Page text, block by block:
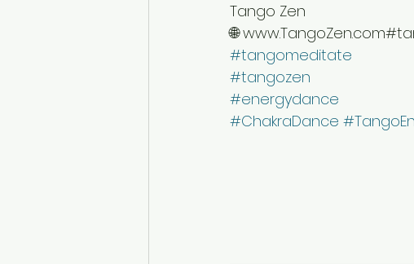
Tango Zen
🌐
#tangomeditate
#tangozen
#energydance
#ChakraDance